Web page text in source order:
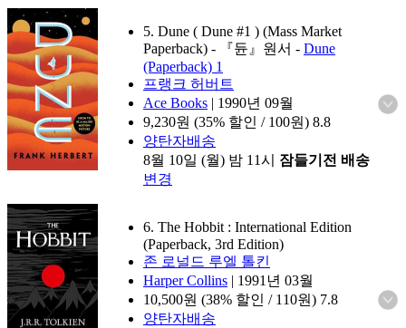
5. Dune ( Dune #1 ) (Mass Market
Paperback) - 『듄』원서 - Dune
(Paperback) 1
프랭크 허버트
Ace Books | 1990년 09월
9,230원 (35% 할인 / 100원) 8.8
양탄자배송
8월 10일 (월) 밤 11시 잠들기전 배송
변경
6. The Hobbit : International Edition
(Paperback, 3rd Edition)
존 로널드 루엘 톨킨
Harper Collins | 1991년 03월
10,500원 (38% 할인 / 110원) 7.8
양탄자배송